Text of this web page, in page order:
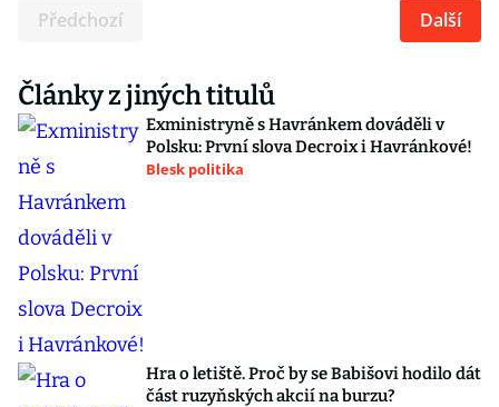
Předchozí Další
Články z jiných titulů
Exministryně s Havránkem dováděli v
Polsku: První slova Decroix i Havránkové!
Blesk politika
Hra o letiště. Proč by se Babišovi hodilo dát
část ruzyňských akcií na burzu?